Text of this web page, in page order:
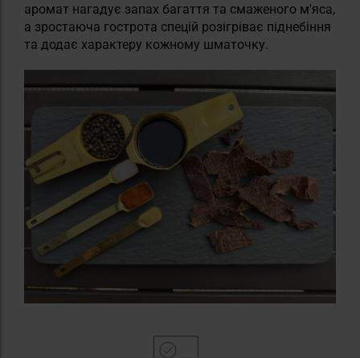
аромат нагадує запах багаття та смаженого м'яса,
а зростаюча гострота спецій розігріває піднебіння
та додає характеру кожному шматочку.